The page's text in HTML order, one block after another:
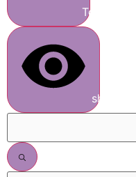
Toon meer
show